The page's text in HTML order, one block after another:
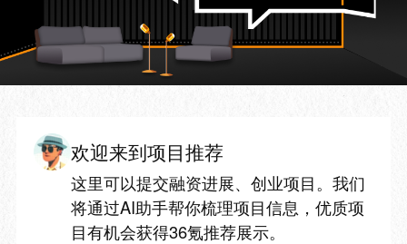
欢迎来到项目推荐
这里可以提交融资进展、创业项目。我们
将通过AI助手帮你梳理项目信息，优质项
目有机会获得36氪推荐展示。